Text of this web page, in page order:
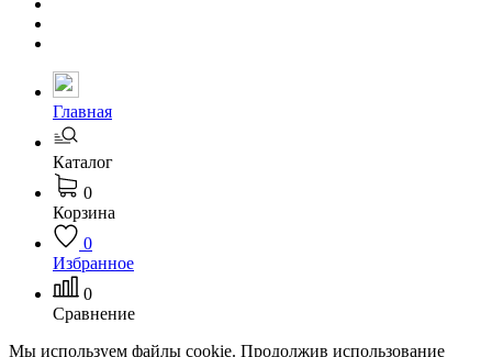
Главная
Каталог
0
Корзина
0
Избранное
0
Сравнение
Мы используем файлы cookie. Продолжив использование